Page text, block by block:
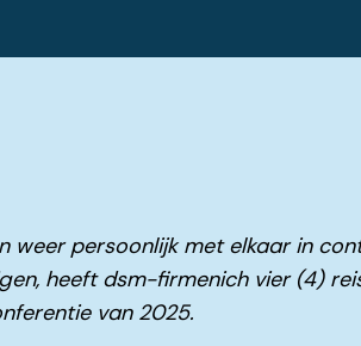
weer persoonlijk met elkaar in
heeft dsm-firmenich vier (4)
van 2025.